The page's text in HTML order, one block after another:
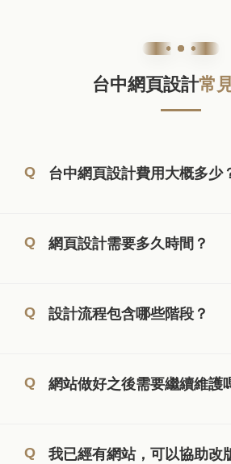
台中網頁設計常
台中網頁設計費用大概多少
網頁設計需要多久時間？
設計流程包含哪些階段？
網站做好之後需要繼續維護
我已經有網站，可以協助改